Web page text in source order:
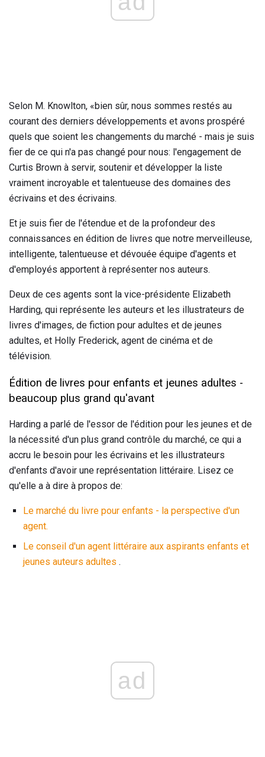
Selon M. Knowlton, «bien sûr, nous sommes restés au
courant des derniers développements et avons prospéré
quels que soient les changements du marché - mais je suis
fier de ce qui n'a pas changé pour nous: l'engagement de
Curtis Brown à servir, soutenir et développer la liste
vraiment incroyable et talentueuse des domaines des
écrivains et des écrivains.
Et je suis fier de l'étendue et de la profondeur des
connaissances en édition de livres que notre merveilleuse,
intelligente, talentueuse et dévouée équipe d'agents et
d'employés apportent à représenter nos auteurs.
Deux de ces agents sont la vice-présidente Elizabeth
Harding, qui représente les auteurs et les illustrateurs de
livres d'images, de fiction pour adultes et de jeunes
adultes, et Holly Frederick, agent de cinéma et de
télévision.
Édition de livres pour enfants et jeunes adultes -
beaucoup plus grand qu'avant
Harding a parlé de l'essor de l'édition pour les jeunes et de
la nécessité d'un plus grand contrôle du marché, ce qui a
accru le besoin pour les écrivains et les illustrateurs
d'enfants d'avoir une représentation littéraire. Lisez ce
qu'elle a à dire à propos de:
Le marché du livre pour enfants - la perspective d'un
agent.
Le conseil d'un agent littéraire aux aspirants enfants et
jeunes auteurs adultes .
ad